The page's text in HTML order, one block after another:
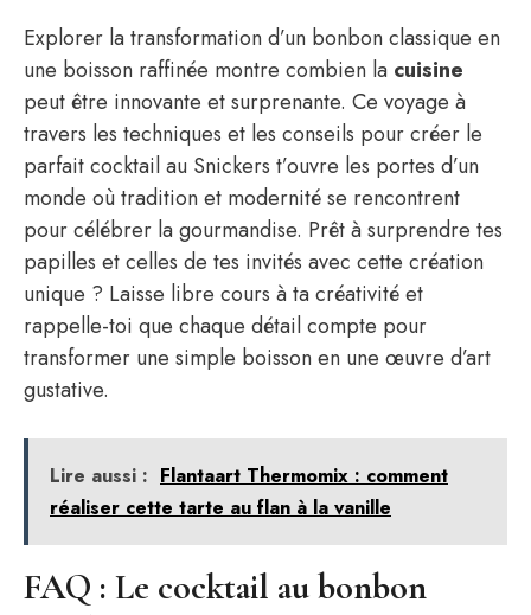
Explorer la transformation d’un bonbon classique en
une boisson raffinée montre combien la cuisine
peut être innovante et surprenante. Ce voyage à
travers les techniques et les conseils pour créer le
parfait cocktail au Snickers t’ouvre les portes d’un
monde où tradition et modernité se rencontrent
pour célébrer la gourmandise. Prêt à surprendre tes
papilles et celles de tes invités avec cette création
unique ? Laisse libre cours à ta créativité et
rappelle-toi que chaque détail compte pour
transformer une simple boisson en une œuvre d’art
gustative.
Lire aussi : Flantaart Thermomix : comment
réaliser cette tarte au flan à la vanille
FAQ : Le cocktail au bonbon